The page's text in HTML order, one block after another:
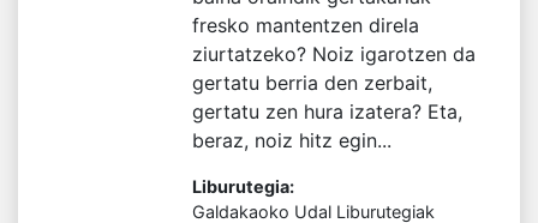
fresko mantentzen direla
ziurtatzeko? Noiz igarotzen da
gertatu berria den zerbait,
gertatu zen hura izatera? Eta,
beraz, noiz hitz egin...
Liburutegia:
Galdakaoko Udal Liburutegiak